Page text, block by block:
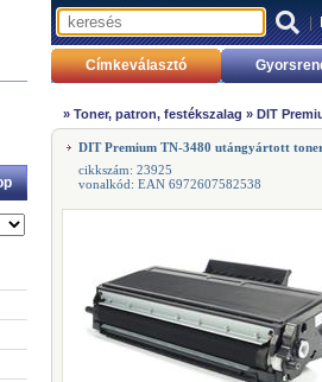
|
Címkeválasztó
» Toner, patron, festékszalag » DIT
DIT Premium TN-3480 utángyártott
cikkszám: 23925
vonalkód: EAN 6972607582538